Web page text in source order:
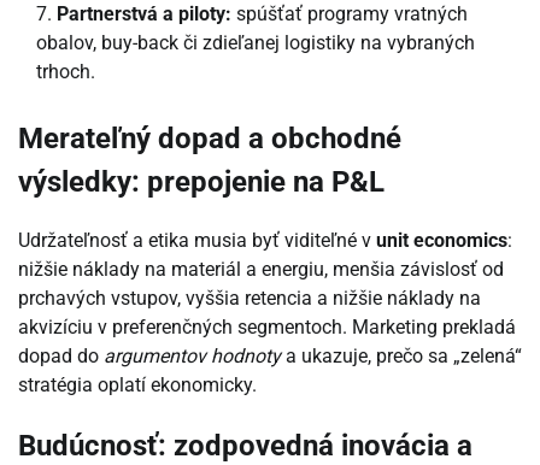
Partnerstvá a piloty: spúšťať programy vratných
obalov, buy-back či zdieľanej logistiky na vybraných
trhoch.
Merateľný dopad a obchodné
výsledky: prepojenie na P&L
Udržateľnosť a etika musia byť viditeľné v unit economics:
nižšie náklady na materiál a energiu, menšia závislosť od
prchavých vstupov, vyššia retencia a nižšie náklady na
akvizíciu v preferenčných segmentoch. Marketing prekladá
dopad do argumentov hodnotya ukazuje, prečo sa „zelená“
stratégia oplatí ekonomicky.
Budúcnosť: zodpovedná inovácia a